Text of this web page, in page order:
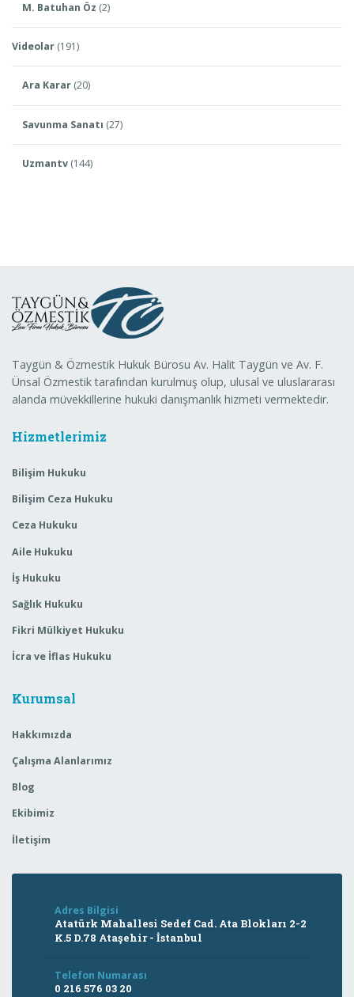
M. Batuhan Öz (2)
Videolar (191)
Ara Karar (20)
Savunma Sanatı (27)
Uzmantv (144)
Taygün & Özmestik Hukuk Bürosu Av. Halit Taygün ve Av. F.
Ünsal Özmestik tarafından kurulmuş olup, ulusal ve uluslararası
alanda müvekkillerine hukuki danışmanlık hizmeti vermektedir.
Hizmetlerimiz
Bilişim Hukuku
Bilişim Ceza Hukuku
Ceza Hukuku
Aile Hukuku
İş Hukuku
Sağlık Hukuku
Fikri Mülkiyet Hukuku
İcra ve İflas Hukuku
Kurumsal
Hakkımızda
Çalışma Alanlarımız
Blog
Ekibimiz
İletişim
Adres Bilgisi
Atatürk Mahallesi Sedef Cad. Ata Blokları 2-2
K.5 D.78 Ataşehir - İstanbul
Telefon Numarası
0 216 576 03 20